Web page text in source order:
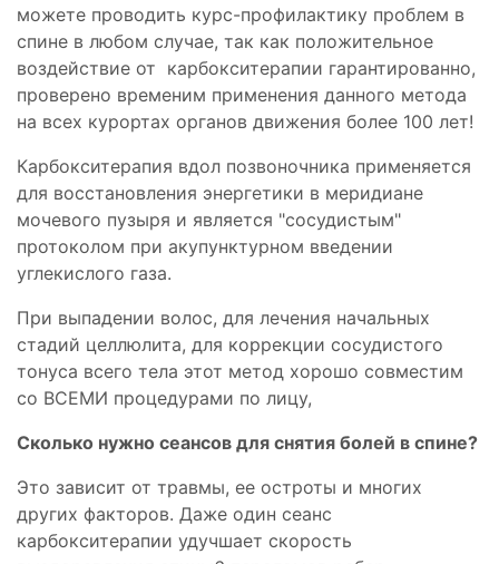
можете проводить курс-профилактику проблем в
спине в любом случае, так как положительное
воздействие от карбокситерапии гарантированно,
проверено временим применения данного метода
на всех курортах органов движения более 100 лет!
Карбокситерапия вдол позвоночника применяется
для восстановления энергетики в меридиане
мочевого пузыря и является "сосудистым"
протоколом при акупунктурном введении
углекислого газа.
При выпадении волос, для лечения начальных
стадий целлюлита, для коррекции сосудистого
тонуса всего тела этот метод хорошо совместим
со ВСЕМИ процедурами по лицу,
Сколько нужно сеансов для снятия болей в спине?
Это зависит от травмы, ее остроты и многих
других факторов. Даже один сеанс
карбокситерапии удучшает скорость